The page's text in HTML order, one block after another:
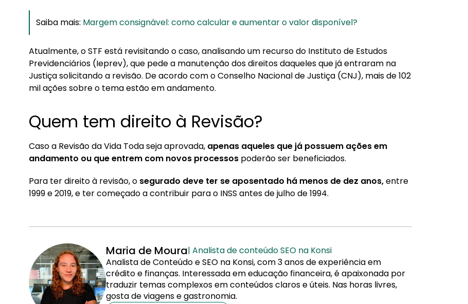
Saiba mais: Margem consignável: como calcular e aumentar o valor disponível?
Atualmente, o STF está revisitando o caso, analisando um recurso do Instituto de Estudos
Previdenciários (Ieprev), que pede a manutenção dos direitos daqueles que já entraram na
Justiça solicitando a revisão. De acordo com o Conselho Nacional de Justiça (CNJ), mais de 102
mil ações sobre o tema estão em andamento.
Quem tem direito à Revisão?
Caso a Revisão da Vida Toda seja aprovada, apenas aqueles que já possuem ações em
andamento ou que entrem com novos processos poderão ser beneficiados.
Para ter direito à revisão, o segurado deve ter se aposentado há menos de dez anos,entre
1999 e 2019, e ter começado a contribuir para o INSS antes de julho de 1994.
Maria de Moura| Analista de conteúdo SEO na Konsi
Analista de Conteúdo e SEO na Konsi, com 3 anos de experiência em
crédito e finanças. Interessada em educação financeira, é apaixonada por
traduzir temas complexos em conteúdos claros e úteis. Nas horas livres,
gosta de viagens e gastronomia.